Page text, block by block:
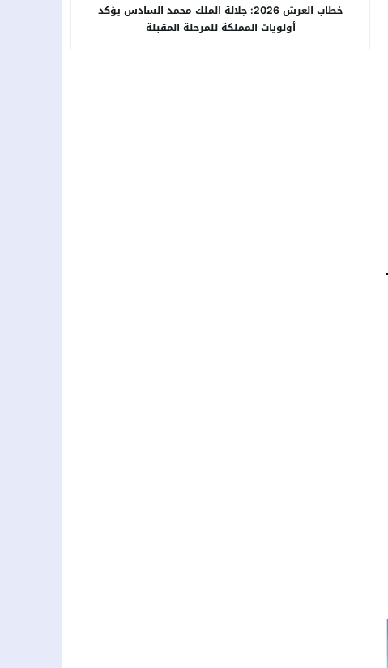
خطاب العرش 2026: جلالة الملك محمد السادس يؤكد
أولويات المملكة للمرحلة المقبلة